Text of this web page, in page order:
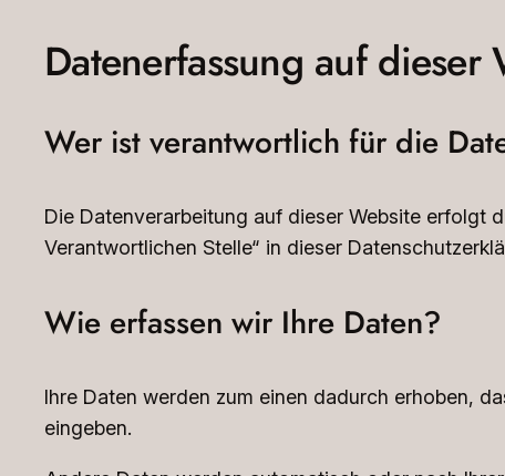
Datenerfassung auf dieser
Wer ist verantwortlich für die
Die Datenverarbeitung auf dieser Website erfolgt
Verantwortlichen Stelle“ in dieser
Wie erfassen wir Ihre Daten?
Ihre Daten werden zum einen dadurch erhoben,
eingeben.